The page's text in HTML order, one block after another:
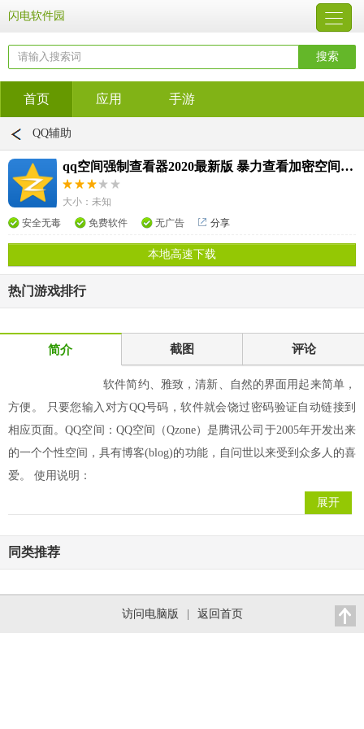
闪电软件园
首页 应用 手游
QQ辅助
qq空间强制查看器2020最新版 暴力查看加密空间/破解qq空间相册密码
大小：未知
安全无毒
免费软件 无广告 分享
本地高速下载
热门游戏排行
简介 截图 评论
软件简约、雅致，清新、自然的界面用起来简单，
方便。 只要您输入对方QQ号码，软件就会饶过密码验证自动链接到
相应页面。QQ空间：QQ空间（Qzone）是腾讯公司于2005年开发出来
的一个个性空间，具有博客(blog)的功能，自问世以来受到众多人的喜
爱。 使用说明：
展开
同类推荐
访问电脑版 返回首页